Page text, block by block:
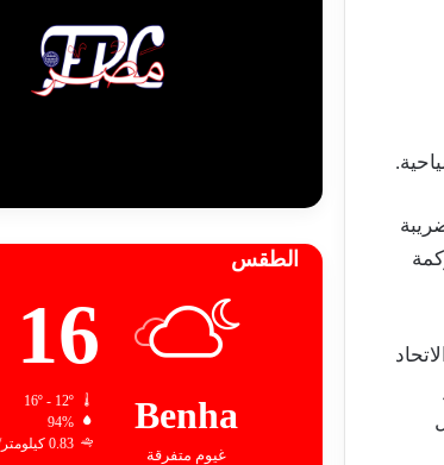
الطقس
Benha
غيوم متفرقة
16
94%
0.83 كيلومتر/ساعة